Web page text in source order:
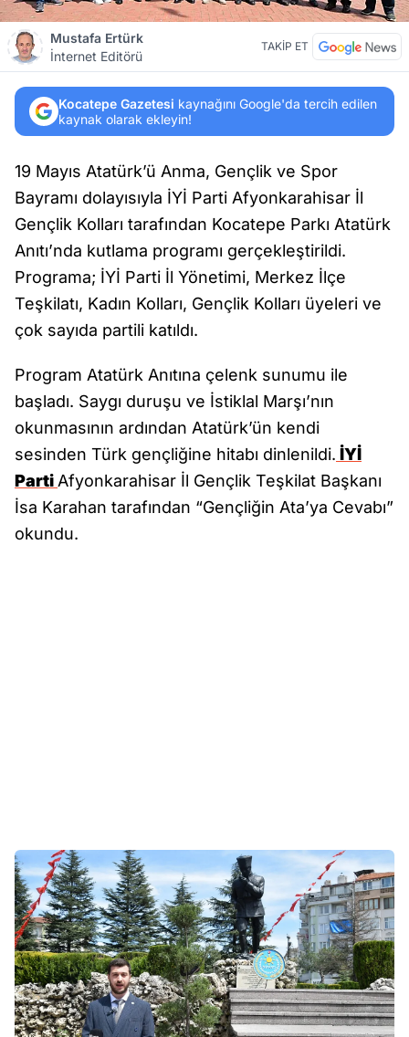
Mustafa Ertürk
İnternet Editörü
TAKİP ET
Kocatepe Gazetesi kaynağını Google'da tercih edilen
kaynak olarak ekleyin!
19 Mayıs Atatürk’ü Anma, Gençlik ve Spor
Bayramı dolayısıyla İYİ Parti Afyonkarahisar İl
Gençlik Kolları tarafından Kocatepe Parkı Atatürk
Anıtı’nda kutlama programı gerçekleştirildi.
Programa; İYİ Parti İl Yönetimi, Merkez İlçe
Teşkilatı, Kadın Kolları, Gençlik Kolları üyeleri ve
çok sayıda partili katıldı.
Program Atatürk Anıtına çelenk sunumu ile
başladı. Saygı duruşu ve İstiklal Marşı’nın
okunmasının ardından Atatürk’ün kendi
sesinden Türk gençliğine hitabı dinlenildi. İYİ
Parti Afyonkarahisar İl Gençlik Teşkilat Başkanı
İsa Karahan tarafından “Gençliğin Ata’ya Cevabı”
okundu.